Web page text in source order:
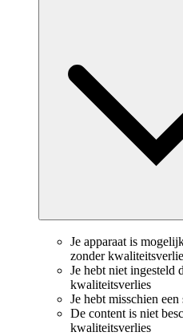
Je apparaat is
zonder
Je hebt niet ingesteld
kwaliteitsverlies
Je hebt misschien
De content is niet
kwaliteitsverlies